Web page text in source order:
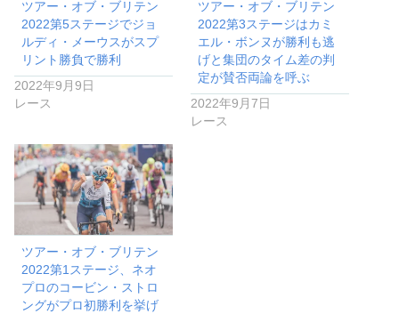
ツアー・オブ・ブリテン
2022第5ステージでジョ
ルディ・メーウスがスプ
リント勝負で勝利
2022年9月9日
レース
ツアー・オブ・ブリテン
2022第3ステージはカミ
エル・ボンヌが勝利も逃
げと集団のタイム差の判
定が賛否両論を呼ぶ
2022年9月7日
レース
ツアー・オブ・ブリテン
2022第1ステージ、ネオ
プロのコービン・ストロ
ングがプロ初勝利を挙げ